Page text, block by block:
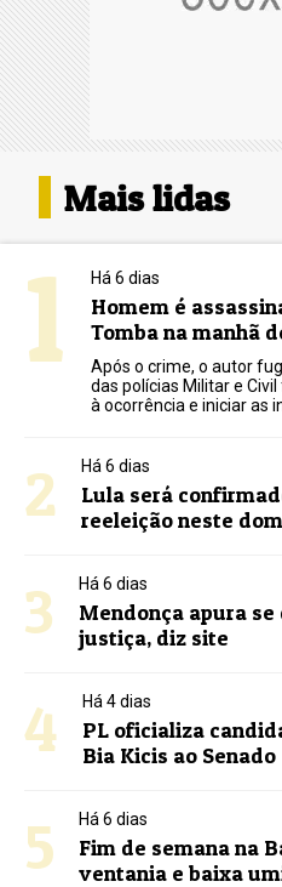
Mais lidas
1 Há 6 dias
Homem é
Tomba na manhã
Após o crime, o autor
das polícias Militar e
à ocorrência e iniciar as
2 Há 6 dias
Lula será
reeleição neste
3 Há 6 dias
Mendonça apura
justiça, diz site
4 Há 4 dias
PL oficializa
Bia Kicis ao Senado
5 Há 6 dias
Fim de semana na
ventania e baixa